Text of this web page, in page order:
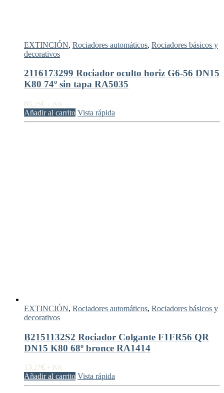
EXTINCIÓN, Rociadores automáticos, Rociadores básicos y
decorativos
2116173299 Rociador oculto horiz G6-56 DN15
K80 74º sin tapa RA5035
85,25€ + IVA
Añadir al carrito Vista rápida
EXTINCIÓN, Rociadores automáticos, Rociadores básicos y
decorativos
B2151132S2 Rociador Colgante F1FR56 QR
DN15 K80 68º bronce RA1414
13,27€ + IVA
Añadir al carrito Vista rápida